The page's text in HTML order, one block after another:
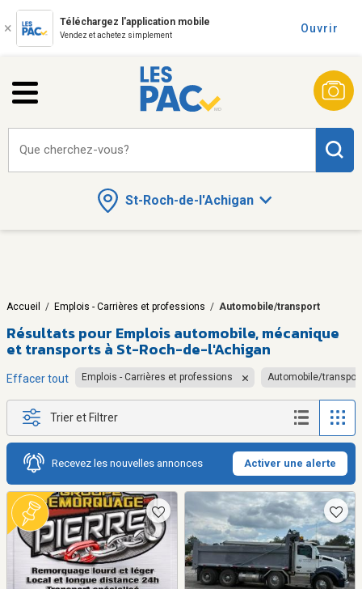
Téléchargez l'application mobile
Vendez et achetez simplement
Ouvrir
St-Roch-de-l'Achigan
Que cherchez-vous?
Accueil / Emplois - Carrières et professions / Automobile/transport
Résultats pour Emplois automobile, mécanique
et transports à St-Roch-de-l'Achigan
Effacer tout Emplois - Carrières et professions Automobile/transport
Trier et Filtrer
Recevez les nouvelles annonces Activer une alerte